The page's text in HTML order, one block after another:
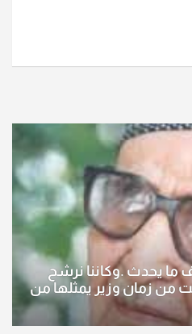
ما يحدث .وكاننا نرشح
لوزارة ( الثقافة ) التي ماتت من زمان وزير يمثلها من
العراقية..